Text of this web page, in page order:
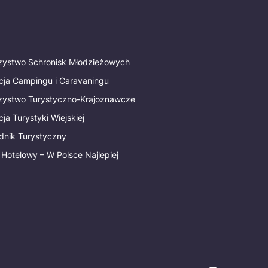
Schronisk Młodzieżowych
Campingu i Caravaningu
Turystyczno-Krajoznawcze
Turystyki Wiejskiej
Turystyczny
– W Polsce Najlepiej